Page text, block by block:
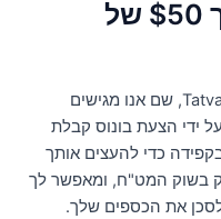
בונוס קבלת פנים בסך $50 של
צאו למסע המסחר שלכם עם שוקי Tatvam, שם אנו מגישים
הצעת בונוס קבלת
בקפידה כדי להעצים אותך
המט"ח, ומאפשר לך
את הכספים שלך.